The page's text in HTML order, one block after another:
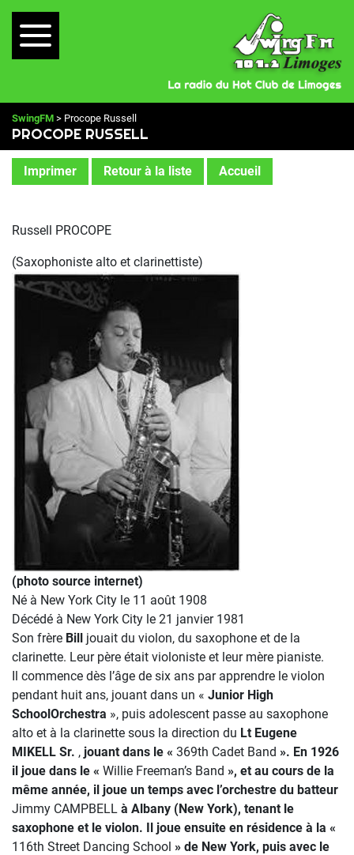
SwingFM > Procope Russell
PROCOPE RUSSELL
Imprimer Retour à la liste Accueil
Russell PROCOPE
(Saxophoniste alto et clarinettiste)
(photo source internet)
Né à New York City le 11 août 1908
Décédé à New York City le 21 janvier 1981
Son frère Bill jouait du violon, du saxophone et de la
clarinette. Leur père était violoniste et leur mère pianiste.
Il commence dès l’âge de six ans par apprendre le violon
pendant huit ans, jouant dans un « Junior High
SchoolOrchestra », puis adolescent passe au saxophone
alto et à la clarinette sous la direction du Lt Eugene
MIKELL Sr. , jouant dans le « 369th Cadet Band ». En 1926
il joue dans le « Willie Freeman’s Band », et au cours de la
même année, il joue un temps avec l’orchestre du batteur
Jimmy CAMPBELL à Albany (New York), tenant le
saxophone et le violon. Il joue ensuite en résidence à la «
116th Street Dancing School » de New York, puis avec le